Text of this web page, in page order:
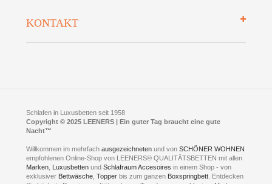
Preisgarantie
Presse
Jobs
Fotoalbum
Kontakt
KONTAKT
Neuer Showroom für unsere Onlineartikel.
Kontakt via:WhatsApp
Kontakt via:eMail
Schlafen in Luxusbetten seit 1958
Copyright © 2025 LEENERS | Ein guter Tag braucht eine gute
Nacht™
Willkommen im mehrfachausgezeichnetenund vonSCHÖNER WOHNEN
empfohlenen Online-Shop von LEENERS® QUALITÄTSBETTEN mit allen
Marken Luxusbetten undSchlafraum Accesoires in einem Shop - von
exklusiver Bettwäsche ,Topper bis zum ganzen Boxspringbett . Entdecken